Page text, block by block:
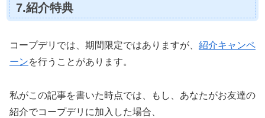
7.紹介特典
コープデリでは、期間限定ではありますが、 紹介キャンペ
ーンを行うことがあります。
私がこの記事を書いた時点では、もし、あなたがお友達の
紹介でコープデリに加入した場合、